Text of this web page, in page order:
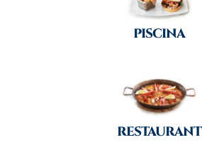
PISCINA
RESTAURANT